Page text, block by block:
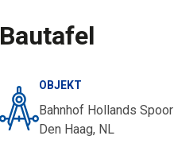
Bautafel
OBJEKT
Bahnhof Hollands Spoor
Den Haag, NL